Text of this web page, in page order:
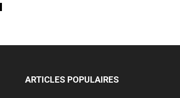
ARTICLES POPULAIRES